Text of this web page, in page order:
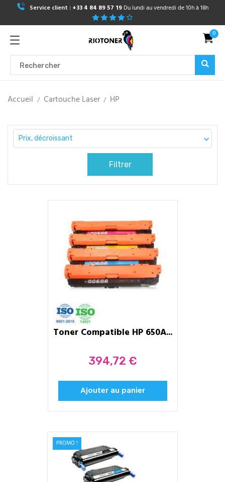
Service client : +33 4 84 89 57 19 Du lundi au vendredi de 10h à 18h
0
Accueil Cartouche Laser HP
Prix, décroissant 
Filtrer
Toner Compatible HP 650A...
Prix
394,72 €
Ajouter au panier
PROMO !